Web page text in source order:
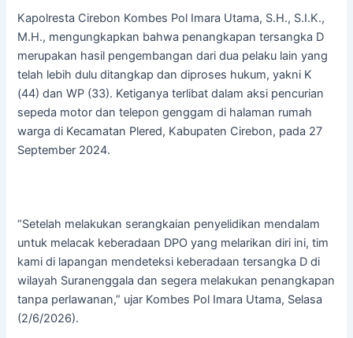
Kapolresta Cirebon Kombes Pol Imara Utama, S.H., S.I.K.,
M.H., mengungkapkan bahwa penangkapan tersangka D
merupakan hasil pengembangan dari dua pelaku lain yang
telah lebih dulu ditangkap dan diproses hukum, yakni K
(44) dan WP (33). Ketiganya terlibat dalam aksi pencurian
sepeda motor dan telepon genggam di halaman rumah
warga di Kecamatan Plered, Kabupaten Cirebon, pada 27
September 2024.
“Setelah melakukan serangkaian penyelidikan mendalam
untuk melacak keberadaan DPO yang melarikan diri ini, tim
kami di lapangan mendeteksi keberadaan tersangka D di
wilayah Suranenggala dan segera melakukan penangkapan
tanpa perlawanan,” ujar Kombes Pol Imara Utama, Selasa
(2/6/2026).